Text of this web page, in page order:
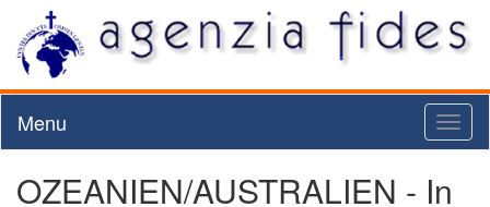
Menu
OZEANIEN/AUSTRALIEN - In